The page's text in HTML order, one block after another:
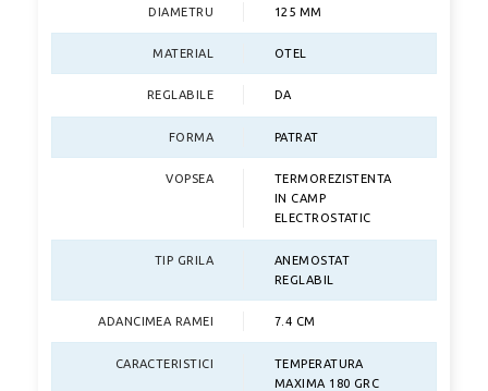
DIAMETRU 125 MM
MATERIAL OTEL
REGLABILE DA
FORMA PATRAT
VOPSEA
TERMOREZISTENTA
IN CAMP
ELECTROSTATIC
TIP GRILA
ANEMOSTAT
REGLABIL
ADANCIMEA RAMEI 7.4 CM
CARACTERISTICI
TEMPERATURA
MAXIMA 180 GRC